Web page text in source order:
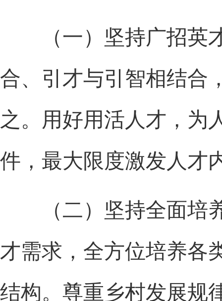
（一）坚持广招英才
合、引才与引智相结合
之。用好用活人才，为
件，最大限度激发人才
（二）坚持全面培养
才需求，全方位培养各
结构。尊重乡村发展规